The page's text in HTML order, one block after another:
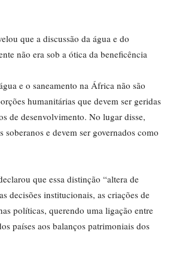
que a discussão da água e do
não era sob a ótica da beneficência
e o saneamento na África não são
humanitárias que devem ser geridas
de desenvolvimento. No lugar disse,
soberanos e devem ser governados como
que essa distinção “altera de
decisões institucionais, as criações de
políticas, querendo uma ligação entre
países aos balanços patrimoniais dos